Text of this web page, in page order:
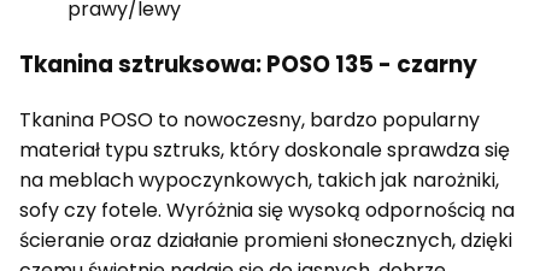
prawy/lewy
Tkanina sztruksowa: POSO 135 - czarny
Tkanina POSO to nowoczesny, bardzo popularny
materiał typu sztruks, który doskonale sprawdza się
na meblach wypoczynkowych, takich jak narożniki,
sofy czy fotele. Wyróżnia się wysoką odpornością na
ścieranie oraz działanie promieni słonecznych, dzięki